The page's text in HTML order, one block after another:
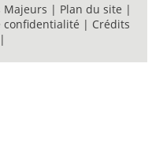
Majeurs | Plan du site |
confidentialité | Crédits
|